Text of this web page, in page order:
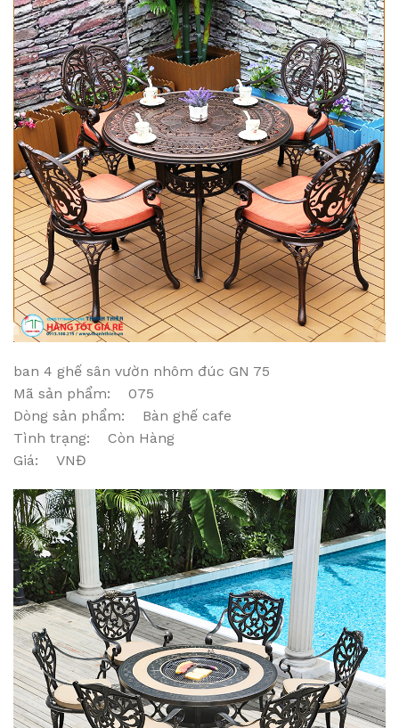
ban 4 ghế sân vườn nhôm đúc GN 75
Mã sản phẩm: 075
Dòng sản phẩm: Bàn ghế cafe
Tình trạng: Còn Hàng
Giá: VNĐ